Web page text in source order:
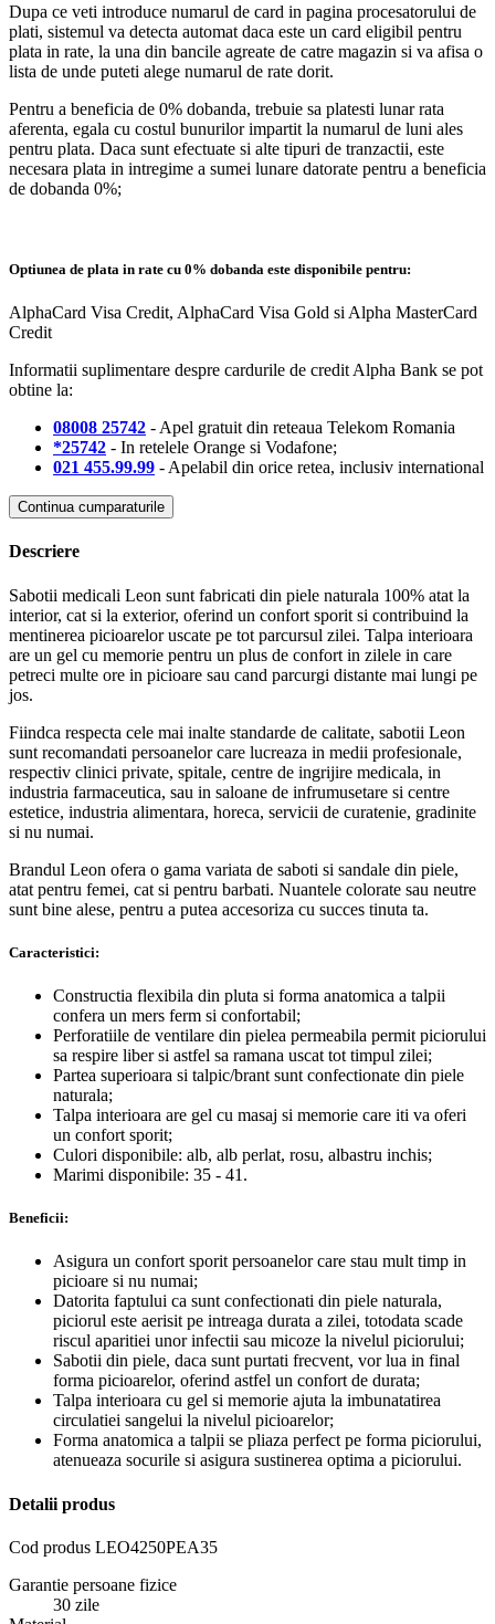
Dupa ce veti introduce numarul de card in pagina procesatorului de
plati, sistemul va detecta automat daca este un card eligibil pentru
plata in rate, la una din bancile agreate de catre magazin si va afisa o
lista de unde puteti alege numarul de rate dorit.
Pentru a beneficia de 0% dobanda, trebuie sa platesti lunar rata
aferenta, egala cu costul bunurilor impartit la numarul de luni ales
pentru plata. Daca sunt efectuate si alte tipuri de tranzactii, este
necesara plata in intregime a sumei lunare datorate pentru a beneficia
de dobanda 0%;
Optiunea de plata in rate cu 0% dobanda este disponibile pentru:
AlphaCard Visa Credit, AlphaCard Visa Gold si Alpha MasterCard
Credit
Informatii suplimentare despre cardurile de credit Alpha Bank se pot
obtine la:
08008 25742 - Apel gratuit din reteaua Telekom Romania
*25742 - In retelele Orange si Vodafone;
021 455.99.99 - Apelabil din orice retea, inclusiv international
Continua cumparaturile
Descriere
Sabotii medicali Leon sunt fabricati din piele naturala 100% atat la
interior, cat si la exterior, oferind un confort sporit si contribuind la
mentinerea picioarelor uscate pe tot parcursul zilei. Talpa interioara
are un gel cu memorie pentru un plus de confort in zilele in care
petreci multe ore in picioare sau cand parcurgi distante mai lungi pe
jos.
Fiindca respecta cele mai inalte standarde de calitate, sabotii Leon
sunt recomandati persoanelor care lucreaza in medii profesionale,
respectiv clinici private, spitale, centre de ingrijire medicala, in
industria farmaceutica, sau in saloane de infrumusetare si centre
estetice, industria alimentara, horeca, servicii de curatenie, gradinite
si nu numai.
Brandul Leon ofera o gama variata de saboti si sandale din piele,
atat pentru femei, cat si pentru barbati. Nuantele colorate sau neutre
sunt bine alese, pentru a putea accesoriza cu succes tinuta ta.
Caracteristici:
Constructia flexibila din pluta si forma anatomica a talpii
confera un mers ferm si confortabil;
Perforatiile de ventilare din pielea permeabila permit piciorului
sa respire liber si astfel sa ramana uscat tot timpul zilei;
Partea superioara si talpic/brant sunt confectionate din piele
naturala;
Talpa interioara are gel cu masaj si memorie care iti va oferi
un confort sporit;
Culori disponibile: alb, alb perlat, rosu, albastru inchis;
Marimi disponibile: 35 - 41.
Beneficii:
Asigura un confort sporit persoanelor care stau mult timp in
picioare si nu numai;
Datorita faptului ca sunt confectionati din piele naturala,
piciorul este aerisit pe intreaga durata a zilei, totodata scade
riscul aparitiei unor infectii sau micoze la nivelul piciorului;
Sabotii din piele, daca sunt purtati frecvent, vor lua in final
forma picioarelor, oferind astfel un confort de durata;
Talpa interioara cu gel si memorie ajuta la imbunatatirea
circulatiei sangelui la nivelul picioarelor;
Forma anatomica a talpii se pliaza perfect pe forma piciorului,
atenueaza socurile si asigura sustinerea optima a piciorului.
Detalii produs
Cod produs LEO4250PEA35
Garantie persoane fizice
30 zile